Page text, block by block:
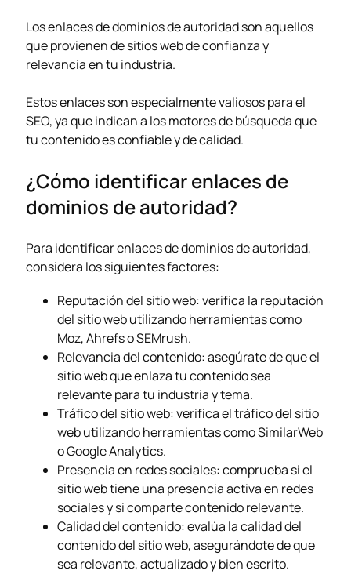
Los enlaces de dominios de autoridad son aquellos
que provienen de sitios web de confianza y
relevancia en tu industria.
Estos enlaces son especialmente valiosos para el
SEO, ya que indican a los motores de búsqueda que
tu contenido es confiable y de calidad.
¿Cómo identificar enlaces de
dominios de autoridad?
Para identificar enlaces de dominios de autoridad,
considera los siguientes factores:
Reputación del sitio web: verifica la reputación
del sitio web utilizando herramientas como
Moz, Ahrefs o SEMrush.
Relevancia del contenido: asegúrate de que el
sitio web que enlaza tu contenido sea
relevante para tu industria y tema.
Tráfico del sitio web: verifica el tráfico del sitio
web utilizando herramientas como SimilarWeb
o Google Analytics.
Presencia en redes sociales: comprueba si el
sitio web tiene una presencia activa en redes
sociales y si comparte contenido relevante.
Calidad del contenido: evalúa la calidad del
contenido del sitio web, asegurándote de que
sea relevante, actualizado y bien escrito.